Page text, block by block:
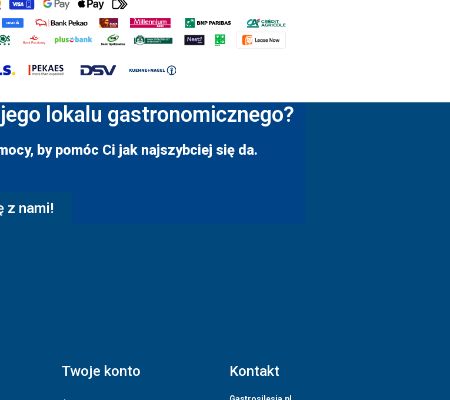
lokalu gastronomicznego?
by pomóc Ci jak najszybciej się da.
z nami!
Twoje konto Kontakt